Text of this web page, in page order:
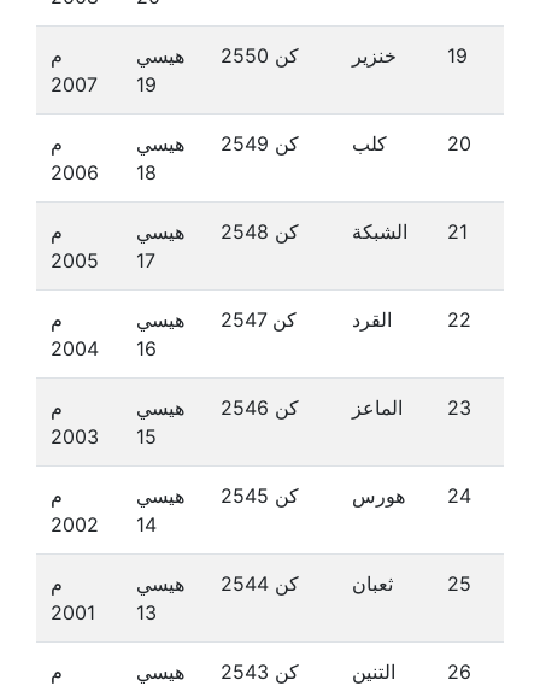
م
2007
هيسي
19
كن 2550 خنزير 19
م
2006
هيسي
18
كن 2549 كلب 20
م
2005
هيسي
17
كن 2548 الشبكة 21
م
2004
هيسي
16
كن 2547 القرد 22
م
2003
هيسي
15
كن 2546 الماعز 23
م
2002
هيسي
14
كن 2545 هورس 24
م
2001
هيسي
13
كن 2544 ثعبان 25
م
هيسي
كن 2543 التنين 26